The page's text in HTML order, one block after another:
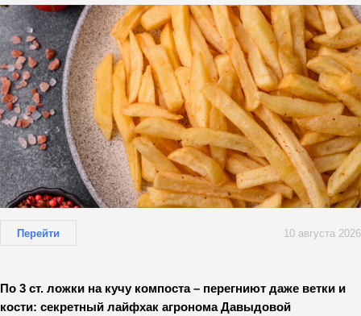
Перейти 10 августа 2026
По 3 ст. ложки на кучу компоста – перегниют даже ветки и
кости: секретный лайфхак агронома Давыдовой